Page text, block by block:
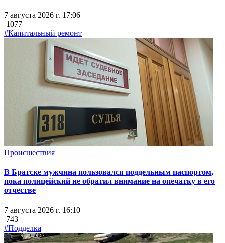
7 августа 2026 г. 17:06
1077
#Капитальный ремонт
Происшествия
В Братске мужчина пользовался поддельным паспортом,
пока полицейский не обратил внимание на опечатку в его
отчестве
7 августа 2026 г. 16:10
743
#Подделка